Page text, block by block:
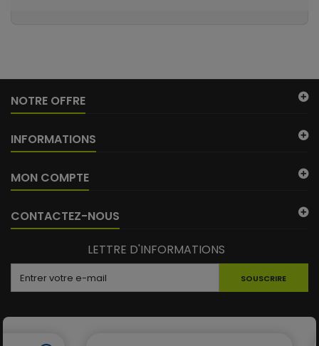
NOTRE OFFRE
INFORMATIONS
MON COMPTE
CONTACTEZ-NOUS
LETTRE D'INFORMATIONS
SOUSCRIRE